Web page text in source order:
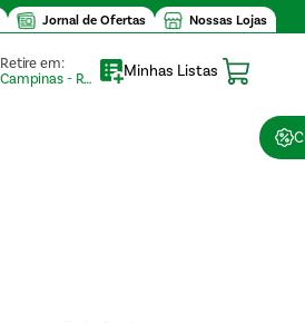
Jornal de Ofertas Nossas Lojas
Retire em:
Campinas - Retirada (10)
Minhas Listas